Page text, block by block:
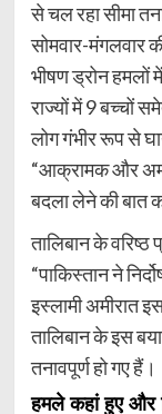
से चल रहा सीमा
सोमवार-मंगलवार
भीषण ड्रोन हमलों
राज्यों में 9 बच्चों
लोग गंभीर रूप से
“आक्रामक और
बदला लेने की बात
तालिबान के वरिष्ठ
“पाकिस्तान ने
इस्लामी अमीरात
तालिबान के इस
तनावपूर्ण हो गए हैं।
हमले कहां हुए और